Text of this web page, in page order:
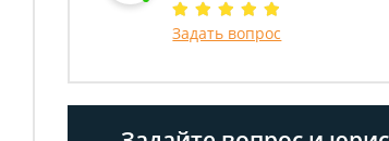
Задать вопрос